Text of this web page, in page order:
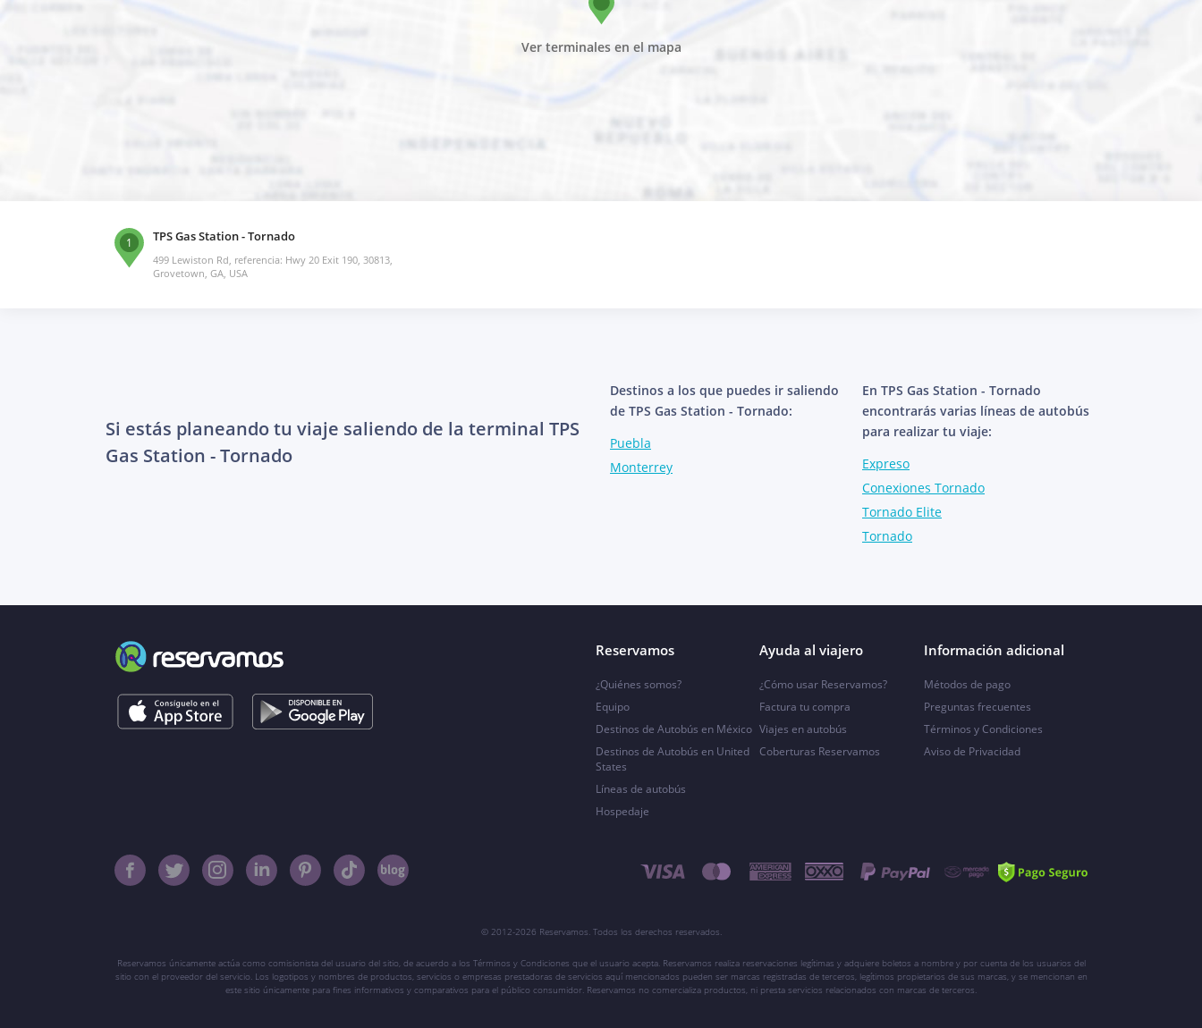
Ver terminales en el mapa
1 TPS Gas Station - Tornado
499 Lewiston Rd, referencia: Hwy 20 Exit 190, 30813,
Grovetown, GA, USA
Si estás planeando tu viaje saliendo de la terminal TPS
Gas Station - Tornado
Destinos a los que puedes ir saliendo
de TPS Gas Station - Tornado:
Puebla
Monterrey
En TPS Gas Station - Tornado
encontrarás varias líneas de autobús
para realizar tu viaje:
Expreso
Conexiones Tornado
Tornado Elite
Tornado
Reservamos
¿Quiénes somos?
Equipo
Destinos de Autobús en México
Destinos de Autobús en United
States
Líneas de autobús
Hospedaje
Ayuda al viajero
¿Cómo usar Reservamos?
Factura tu compra
Viajes en autobús
Coberturas Reservamos
Información adicional
Métodos de pago
Preguntas frecuentes
Términos y Condiciones
Aviso de Privacidad
© 2012-2026 Reservamos. Todos los derechos reservados.
Reservamos únicamente actúa como comisionista del usuario del sitio, de acuerdo a los Términos y Condiciones que el usuario acepta. Reservamos realiza reservaciones legítimas y adquiere boletos a nombre y por cuenta de los usuarios del
sitio con el proveedor del servicio. Los logotipos y nombres de productos, servicios o empresas prestadoras de servicios aquí mencionados pueden ser marcas registradas de terceros, legítimos propietarios de sus marcas, y se mencionan en
este sitio únicamente para fines informativos y comparativos para el público consumidor. Reservamos no comercializa productos, ni presta servicios relacionados con marcas de terceros.